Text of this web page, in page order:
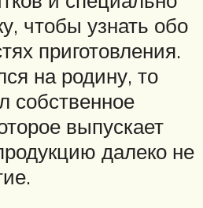
чтобы узнать обо
приготовления.
на родину, то
собственное
выпускает
далеко не